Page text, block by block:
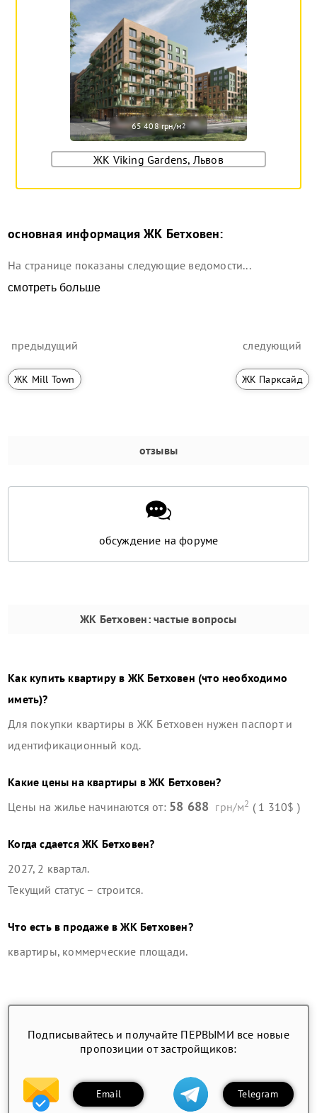
65 408 грн/м2
ЖК Viking Gardens, Львов
основная информация ЖК Бетховен:
На странице показаны следующие ведомости...
смотреть больше
предыдущий
ЖК Mill Town
следующий
ЖК Парксайд
отзывы
обсуждение на форуме
ЖК Бетховен: частые вопросы
Как купить квартиру в ЖК Бетховен (что необходимо
иметь)?
Для покупки квартиры в ЖК Бетховен нужен паспорт и
идентификационный код.
Какие цены на квартиры вЖК Бетховен?
Цены на жилье начинаются от: 58 688 грн/м2 ( 1 310$ )
Когда сдаетсяЖК Бетховен?
2027, 2 квартал.
Текущий статус – строится.
Что есть в продаже вЖК Бетховен?
квартиры, коммерческие площади.
Подписывайтесь и получайте ПЕРВЫМИ все новые
пропозиции от застройщиков:
Email Telegram